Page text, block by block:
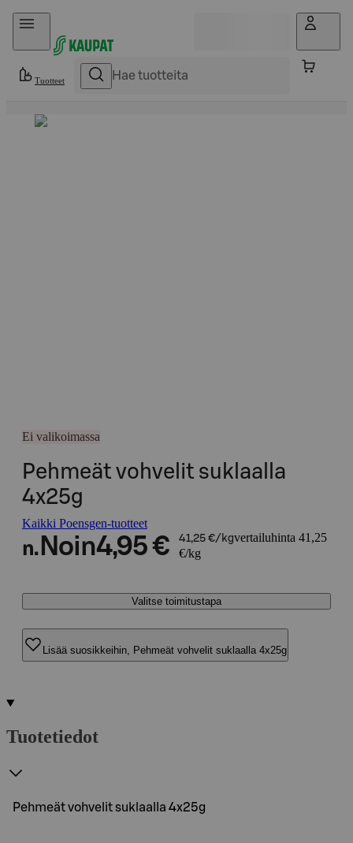
Hyppää sisältöön
Tuotteet
Ei valikoimassa
Pehmeät vohvelit suklaalla
4x25g
Kaikki Poensgen-tuotteet
n. Noin4,95 € 41,25 €/kgvertailuhinta 41,25
€/kg
Valitse toimitustapa
Lisää suosikkeihin, Pehmeät vohvelit suklaalla 4x25g
Tuotetiedot
Pehmeät vohvelit suklaalla 4x25g